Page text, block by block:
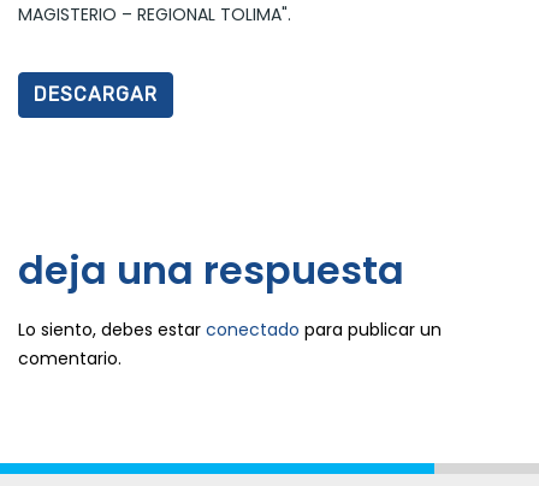
MAGISTERIO – REGIONAL TOLIMA".
DESCARGAR
deja una respuesta
Lo siento, debes estar conectado para publicar un
comentario.